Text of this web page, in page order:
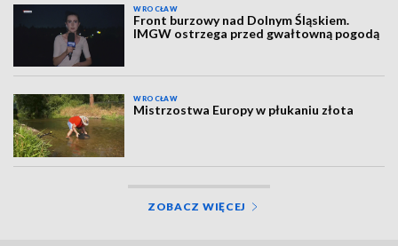
WROCŁAW
Front burzowy nad Dolnym Śląskiem.
IMGW ostrzega przed gwałtowną pogodą
WROCŁAW
Mistrzostwa Europy w płukaniu złota
ZOBACZ WIĘCEJ